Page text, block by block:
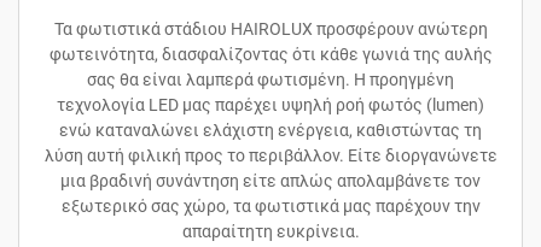
Τα φωτιστικά στάδιου HAIROLUX προσφέρουν ανώτερη
φωτεινότητα, διασφαλίζοντας ότι κάθε γωνιά της αυλής
σας θα είναι λαμπερά φωτισμένη. Η προηγμένη
τεχνολογία LED μας παρέχει υψηλή ροή φωτός (lumen)
ενώ καταναλώνει ελάχιστη ενέργεια, καθιστώντας τη
λύση αυτή φιλική προς το περιβάλλον. Είτε διοργανώνετε
μια βραδινή συνάντηση είτε απλώς απολαμβάνετε τον
εξωτερικό σας χώρο, τα φωτιστικά μας παρέχουν την
απαραίτητη ευκρίνεια.